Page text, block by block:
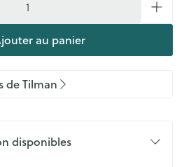
au panier
de Tilman
disponibles